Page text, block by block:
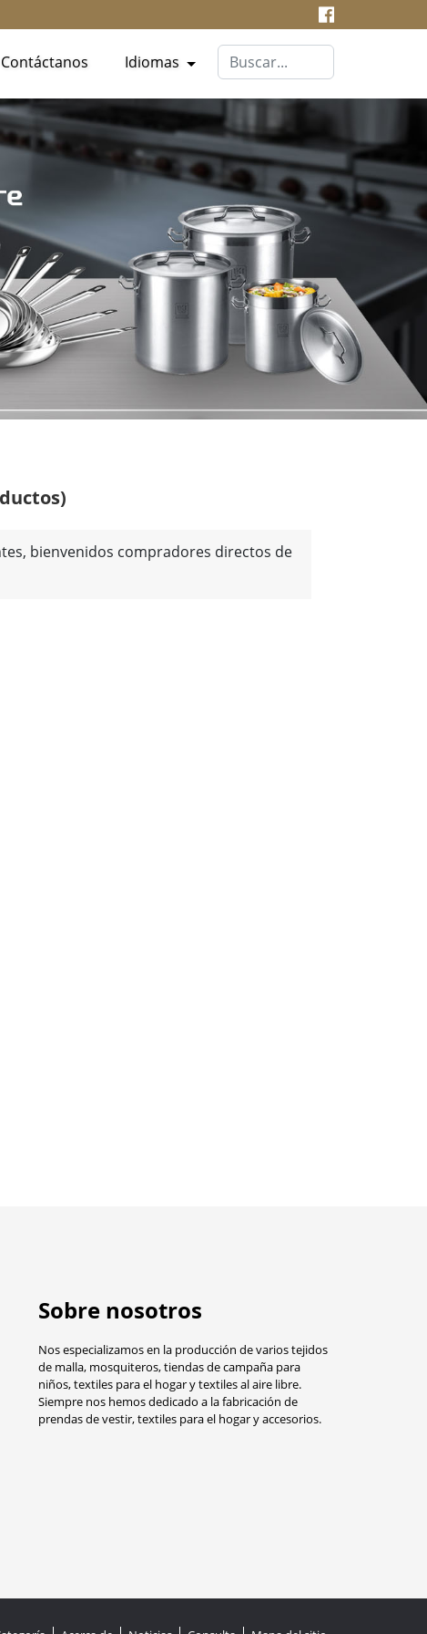
Contáctanos Idiomas
bienvenidos compradores directos de
Sobre nosotros
Nos especializamos en la producción de varios tejidos
de malla, mosquiteros, tiendas de campaña para
niños, textiles para el hogar y textiles al aire libre.
Siempre nos hemos dedicado a la fabricación de
prendas de vestir, textiles para el hogar y accesorios.